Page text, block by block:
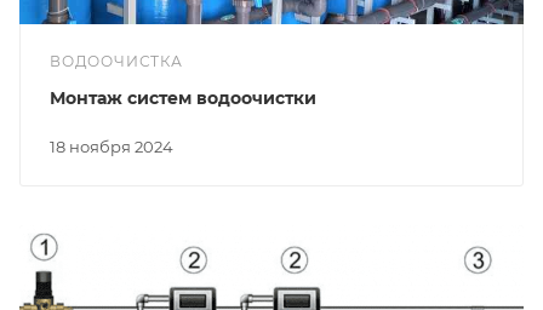
ВОДООЧИСТКА
18 ноября 2024
Монтаж систем водоочистки